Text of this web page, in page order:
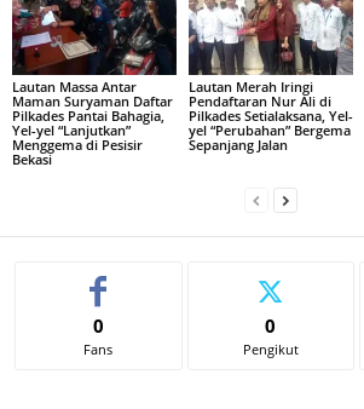
Lautan Massa Antar
Maman Suryaman Daftar
Pilkades Pantai Bahagia,
Yel-yel “Lanjutkan”
Menggema di Pesisir
Bekasi
Lautan Merah Iringi
Pendaftaran Nur Ali di
Pilkades Setialaksana, Yel-
yel “Perubahan” Bergema
Sepanjang Jalan
0
Fans
0
Pengikut